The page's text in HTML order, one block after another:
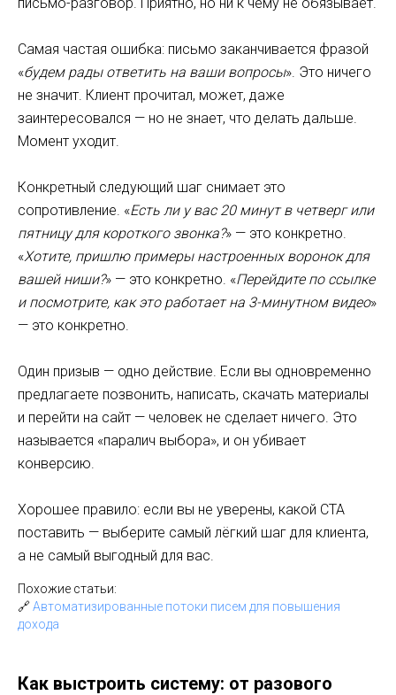
Самая частая ошибка: письмо заканчивается фразой
«будем рады ответить на ваши вопросы». Это ничего
не значит. Клиент прочитал, может, даже
заинтересовался — но не знает, что делать дальше.
Момент уходит.
Конкретный следующий шаг снимает это
сопротивление. «Есть ли у вас 20 минут в четверг или
пятницу для короткого звонка?» — это конкретно.
«Хотите, пришлю примеры настроенных воронок для
вашей ниши?» — это конкретно. «Перейдите по ссылке
и посмотрите, как это работает на 3-минутном видео»
— это конкретно.
Один призыв — одно действие. Если вы одновременно
предлагаете позвонить, написать, скачать материалы
и перейти на сайт — человек не сделает ничего. Это
называется «паралич выбора», и он убивает
конверсию.
Хорошее правило: если вы не уверены, какой CTA
поставить — выберите самый лёгкий шаг для клиента,
а не самый выгодный для вас.
Похожие статьи:
🔗Автоматизированные потоки писем для повышения
дохода
Как выстроить систему: от разового